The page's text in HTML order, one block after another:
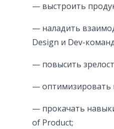
— выстроить
— наладить
Design и Dev-
— повысить
— оптимизировать
— прокачать
of Product;